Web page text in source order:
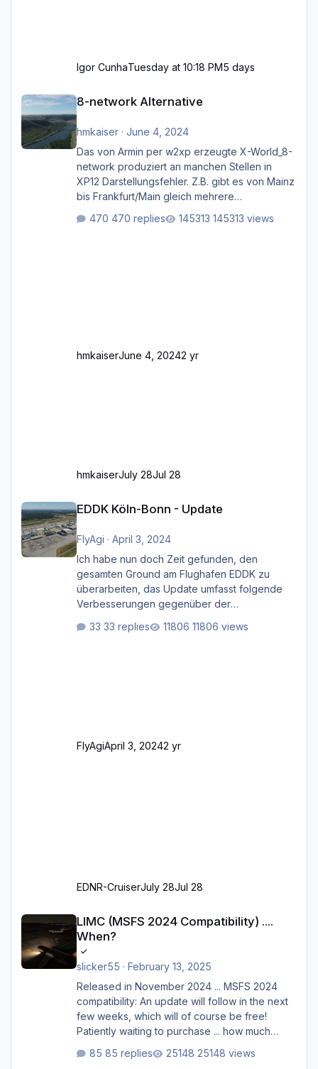
Igor CunhaTuesday at 10:18 PM5 days
8-network Alternative
hmkaiser· June 4, 2024
Das von Armin per w2xp erzeugte X-World_8-
network produziert an manchen Stellen in
XP12 Darstellungsfehler. Z.B. gibt es von Mainz
bis Frankfurt/Main gleich mehrere
zugemauert sind. Niederräder Brücke
470 replies 145313 views
hmkaiserJune 4, 20242 yr
hmkaiserJuly 28Jul 28
EDDK Köln-Bonn - Update
FlyAgi · April 3, 2024
Ich habe nun doch Zeit gefunden, den
gesamten Ground am Flughafen EDDK zu
überarbeiten, das Update umfasst folgende
Verbesserungen gegenüber der
Bodenmarkierungen (der Flughafen sollte
33 replies 11806 views
FlyAgiApril 3, 20242 yr
EDNR-CruiserJuly 28Jul 28
LIMC (MSFS 2024 Compatibility) ....
When?
slicker55 · February 13, 2025
Released in November 2024 ... MSFS 2024
compatibility: An update will follow in the next
few weeks, which will of course be free!
Patiently waiting to purchase ... how much
85 replies 25148 views